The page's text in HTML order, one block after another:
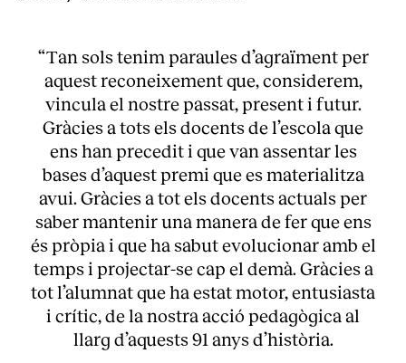
“Tan sols tenim paraules d’agraïment per
aquest reconeixement que, considerem,
vincula el nostre passat, present i futur.
Gràcies a tots els docents de l’escola que
ens han precedit i que van assentar les
bases d’aquest premi que es materialitza
avui. Gràcies a tot els docents actuals per
saber mantenir una manera de fer que ens
és pròpia i que ha sabut evolucionar amb el
temps i projectar-se cap el demà. Gràcies a
tot l’alumnat que ha estat motor, entusiasta
i crític, de la nostra acció pedagògica al
llarg d’aquests 91 anys d’història.